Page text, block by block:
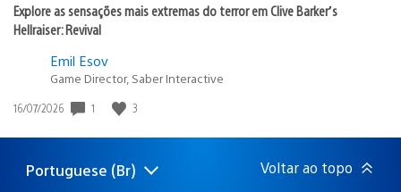
Explore as sensações mais extremas do terror em Clive Barker’s
Hellraiser: Revival
Emil Esov
Game Director, Saber Interactive
Data
publicação:
16/07/2026 1 3
Selecione
Região
Portuguese (Br) Voltar ao topo